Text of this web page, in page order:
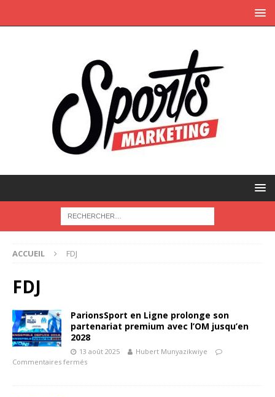
ACCUEIL FDJ
FDJ
ParionsSport en Ligne prolonge son
partenariat premium avec l’OM jusqu’en
2028
13 août 2025
Hubert Munyazikwiye
Commentaires fermés